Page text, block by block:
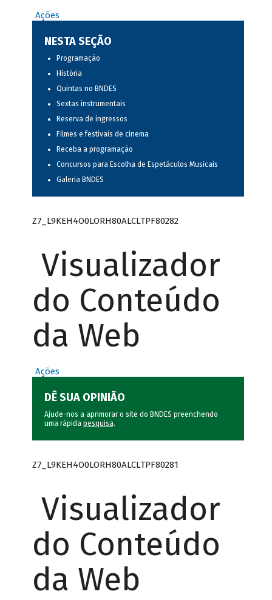
Ações
NESTA SEÇÃO
Programação
História
Quintas no BNDES
Sextas instrumentais
Reserva de ingressos
Filmes e festivais de cinema
Receba a programação
Concursos para Escolha de Espetáculos Musicais
Galeria BNDES
Z7_L9KEH4O0LORH80ALCLTPF80282
Visualizador
do Conteúdo
da Web
Ações
DÊ SUA OPINIÃO
Ajude-nos a aprimorar o site do BNDES preenchendo
uma rápida pesquisa.
Z7_L9KEH4O0LORH80ALCLTPF80281
Visualizador
do Conteúdo
da Web